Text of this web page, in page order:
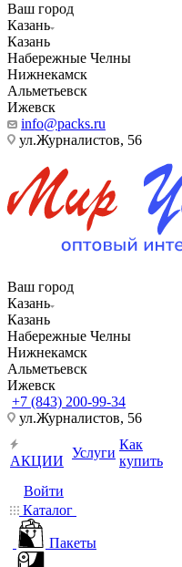
Ваш город
Казань
Казань
Набережные Челны
Нижнекамск
Альметьевск
Ижевск
info@packs.ru
ул.Журналистов, 56
Ваш город
Казань
Казань
Набережные Челны
Нижнекамск
Альметьевск
Ижевск
+7 (843) 200-99-34
ул.Журналистов, 56
АКЦИИ
Услуги
Как
купить
Войти
Каталог
Пакеты